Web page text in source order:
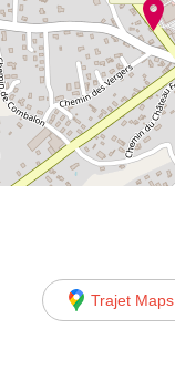
Trajet Maps